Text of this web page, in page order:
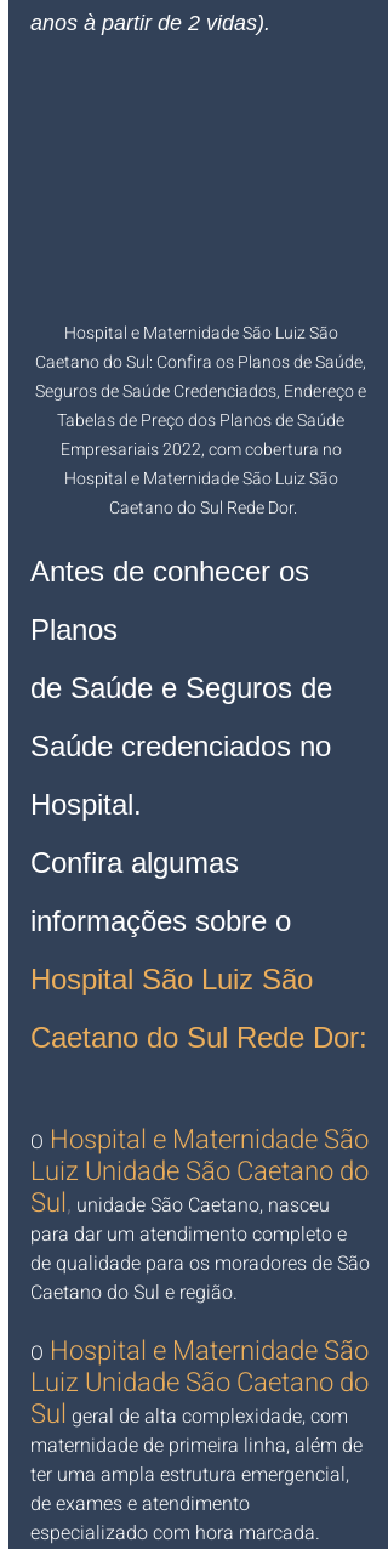
anos à partir de 2 vidas).
Hospital e Maternidade São Luiz São
Caetano do Sul: Confira os Planos de Saúde,
Seguros de Saúde Credenciados, Endereço e
Tabelas de Preço dos Planos de Saúde
Empresariais 2022, com cobertura no
Hospital e Maternidade São Luiz São
Caetano do Sul Rede Dor.
Antes de conhecer os
Planos
de Saúde e Seguros de
Saúde credenciados no
Hospital.
Confira algumas
informações sobre o
Hospital São Luiz São
Caetano do Sul Rede Dor:
O Hospital e Maternidade São
Luiz Unidade São Caetano do
Sul, unidade São Caetano, nasceu
para dar um atendimento completo e
de qualidade para os moradores de São
Caetano do Sul e região.
O Hospital e Maternidade São
Luiz Unidade São Caetano do
Sul geral de alta complexidade, com
maternidade de primeira linha, além de
ter uma ampla estrutura emergencial,
de exames e atendimento
especializado com hora marcada.